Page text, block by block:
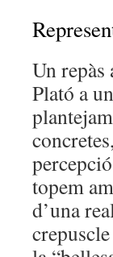
Un repàs
Plató a
topem
d’una